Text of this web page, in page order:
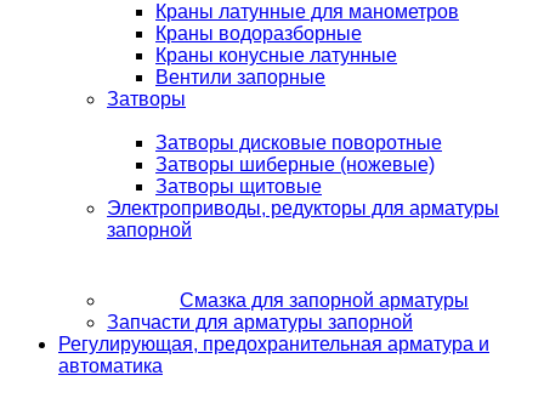
Краны латунные для манометров
Краны водоразборные
Краны конусные латунные
Вентили запорные
Затворы
Затворы дисковые поворотные
Затворы шиберные (ножевые)
Затворы щитовые
Электроприводы, редукторы для арматуры
запорной
Смазка для запорной арматуры
Запчасти для арматуры запорной
Регулирующая, предохранительная арматура и
автоматика